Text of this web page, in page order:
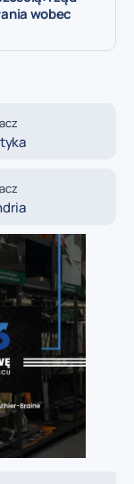
wobec